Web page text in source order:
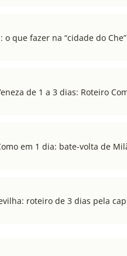
o que fazer na “cidade do Che”
de 1 a 3 dias: Roteiro
em 1 dia: bate-volta de
roteiro de 3 dias pela